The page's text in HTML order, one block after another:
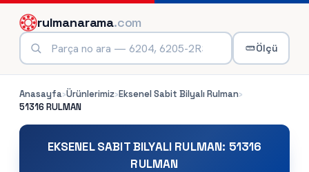
rulmanarama.com
Ölçü
Anasayfa›Ürünlerimiz›Eksenel Sabit Bilyalı Rulman›
51316RULMAN
EKSENEL SABIT BILYALI RULMAN: 51316
RULMAN